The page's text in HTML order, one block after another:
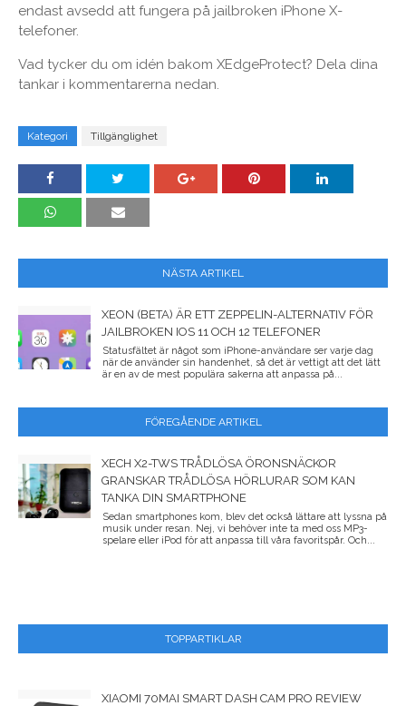
endast avsedd att fungera på jailbroken iPhone X-
telefoner.
Vad tycker du om idén bakom XEdgeProtect? Dela dina
tankar i kommentarerna nedan.
Kategori Tillgänglighet
NÄSTA ARTIKEL
XEON (BETA) ÄR ETT ZEPPELIN-ALTERNATIV FÖR
JAILBROKEN IOS 11 OCH 12 TELEFONER
Statusfältet är något som iPhone-användare ser varje dag
när de använder sin handenhet, så det är vettigt att det lätt
är en av de mest populära sakerna att anpassa på...
FÖREGÅENDE ARTIKEL
XECH X2-TWS TRÅDLÖSA ÖRONSNÄCKOR
GRANSKAR TRÅDLÖSA HÖRLURAR SOM KAN
TANKA DIN SMARTPHONE
Sedan smartphones kom, blev det också lättare att lyssna på
musik under resan. Nej, vi behöver inte ta med oss ​​MP3-
spelare eller iPod för att anpassa till våra favoritspår. Och...
TOPPARTIKLAR
XIAOMI 70MAI SMART DASH CAM PRO REVIEW